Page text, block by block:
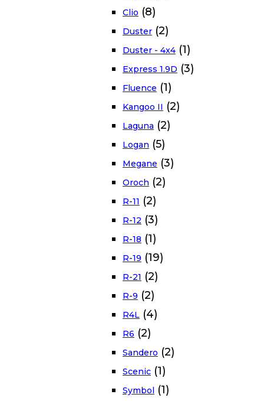
Clio (8)
Duster (2)
Duster - 4x4 (1)
Express 1.9D (3)
Fluence (1)
Kangoo II (2)
Laguna (2)
Logan (5)
Megane (3)
Oroch (2)
R-11 (2)
R-12 (3)
R-18 (1)
R-19 (19)
R-21 (2)
R-9 (2)
R4L (4)
R6 (2)
Sandero (2)
Scenic (1)
Symbol (1)